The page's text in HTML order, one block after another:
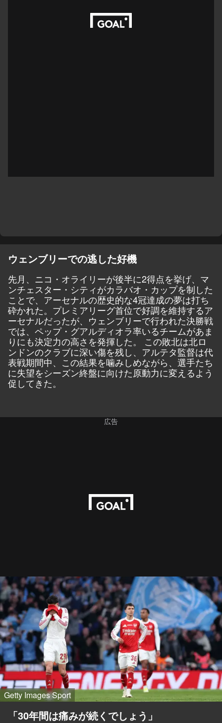
ウェンブリーでの逃した好機
先月、ニコ・オライリーが後半に2得点を挙げ、マ
ンチェスター・シティがカラバオ・カップを制した
ことで、アーセナルの歴史的な4冠達成の夢は打ち
砕かれた。プレミアリーグ首位で好調を維持するア
ーセナルだったが、ウェンブリーで行われた決勝戦
では、ペップ・グアルディオラ率いるチームがあま
りにも決定力の高さを発揮した。 この敗北は北ロ
ンドンのクラブに深い傷を残し、アルテタ監督は代
表戦期間中、この結果を噛みしめながら、選手たち
に失望をシーズン終盤に向けた原動力に変えるよう
促してきた。
広告
Getty Images Sport
「30年間は痛みが続くでしょう」